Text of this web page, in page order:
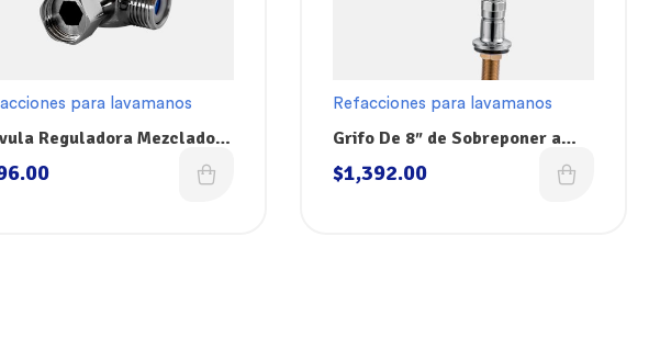
para lavamanos
Reguladora Mezcladora
Agua Fría y Caliente
Dokin
Refacciones para lavamanos
Grifo De 8″ de Sobreponer a
Cubierta Tipo Cuello De Ganzo
Dokin GDS11
$1,392.00